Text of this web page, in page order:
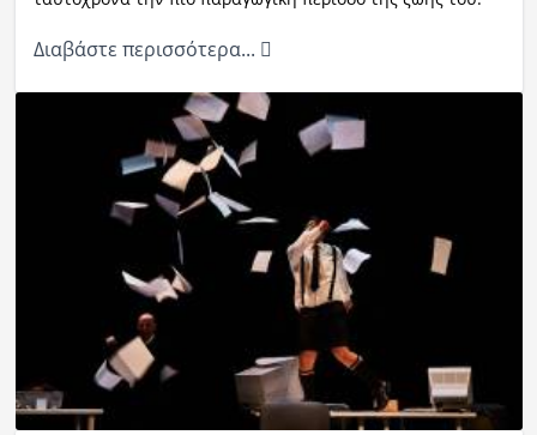
Διαβάστε περισσότερα...